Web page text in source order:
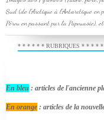
Sud (de l'Arctique à l'Antarctique en
Pérou en passant par la Papouasie),
* * * * * * RUBRIQUES * * * *
En bleu : articles de l'ancienne
En orange : articles de la